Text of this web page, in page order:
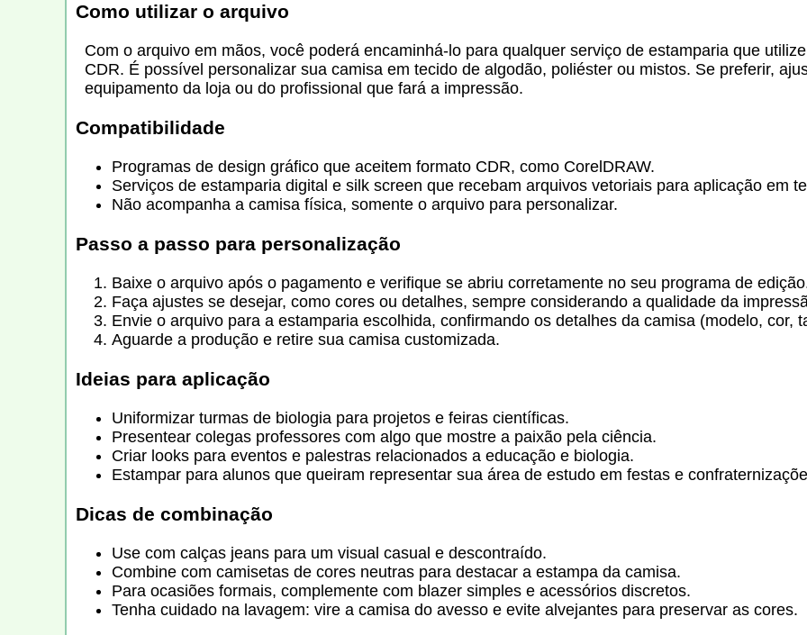
Como utilizar o arquivo
Com o arquivo em mãos, você poderá encaminhá-lo para qualquer serviço de estamparia que
CDR. É possível personalizar sua camisa em tecido de algodão, poliéster ou mistos. Se preferir,
equipamento da loja ou do profissional que fará a impressão.
Compatibilidade
Programas de design gráfico que aceitem formato CDR, como CorelDRAW.
Serviços de estamparia digital e silk screen que recebam arquivos vetoriais para aplicação em
Não acompanha a camisa física, somente o arquivo para personalizar.
Passo a passo para personalização
Baixe o arquivo após o pagamento e verifique se abriu corretamente no seu programa de
Faça ajustes se desejar, como cores ou detalhes, sempre considerando a qualidade da
Envie o arquivo para a estamparia escolhida, confirmando os detalhes da camisa (modelo, cor,
Aguarde a produção e retire sua camisa customizada.
Ideias para aplicação
Uniformizar turmas de biologia para projetos e feiras científicas.
Presentear colegas professores com algo que mostre a paixão pela ciência.
Criar looks para eventos e palestras relacionados a educação e biologia.
Estampar para alunos que queiram representar sua área de estudo em festas e
Dicas de combinação
Use com calças jeans para um visual casual e descontraído.
Combine com camisetas de cores neutras para destacar a estampa da camisa.
Para ocasiões formais, complemente com blazer simples e acessórios discretos.
Tenha cuidado na lavagem: vire a camisa do avesso e evite alvejantes para preservar as cores.